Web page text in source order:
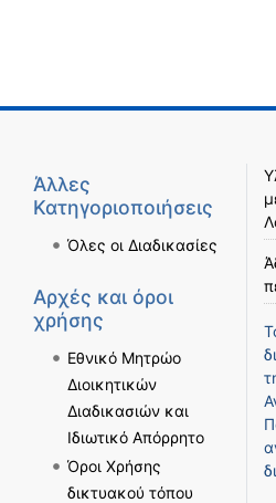
Άλλες
Κατηγοριοποιήσεις
Όλες οι Διαδικασίες
Αρχές και όροι
χρήσης
Εθνικό Μητρώο
Διοικητικών
Διαδικασιών και
Ιδιωτικό Απόρρητο
Όροι Χρήσης
δικτυακού τόπου